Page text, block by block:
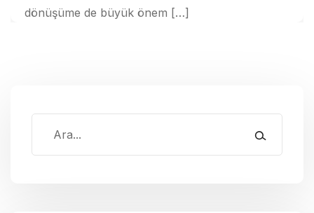
dönüşüme de büyük önem […]